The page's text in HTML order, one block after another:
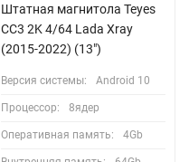
Штатная магнитола Teyes
CC3 2K 4/64 Lada Xray
(2015-2022) (13")
Версия системы: Android 10
Процессор: 8ядер
Оперативная память: 4Gb